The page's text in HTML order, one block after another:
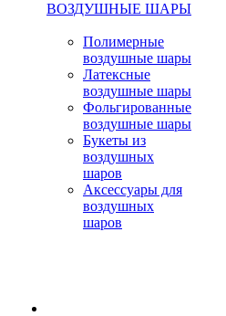
ВОЗДУШНЫЕ ШАРЫ
Полимерные
воздушные шары
Латексные
воздушные шары
Фольгированные
воздушные шары
Букеты из
воздушных
шаров
Аксессуары для
воздушных
шаров